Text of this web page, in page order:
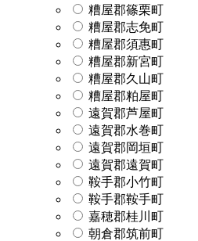
糟屋郡篠栗町
糟屋郡志免町
糟屋郡須惠町
糟屋郡新宮町
糟屋郡久山町
糟屋郡粕屋町
遠賀郡芦屋町
遠賀郡水巻町
遠賀郡岡垣町
遠賀郡遠賀町
鞍手郡小竹町
鞍手郡鞍手町
嘉穂郡桂川町
朝倉郡筑前町